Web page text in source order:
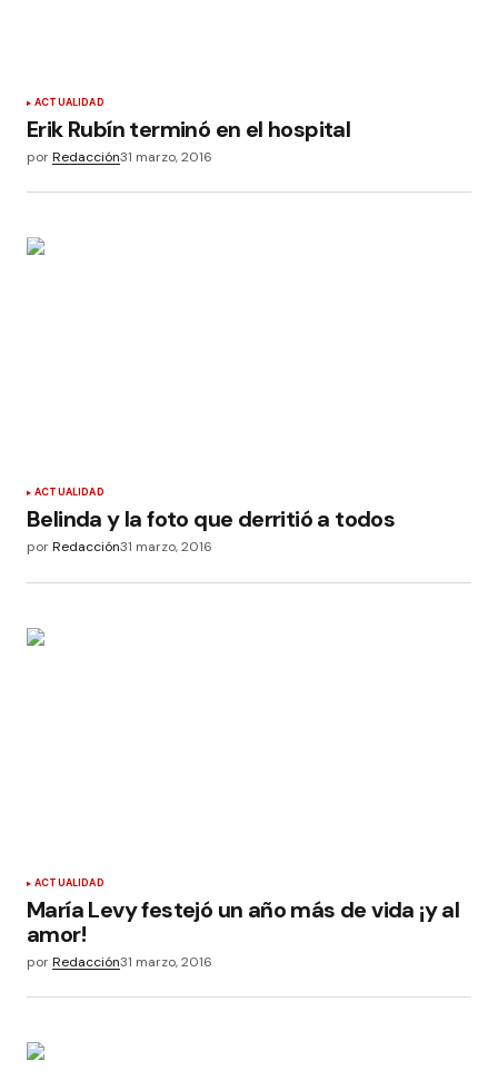
ACTUALIDAD
Erik Rubín terminó en el hospital
porRedacción31 marzo, 2016
ACTUALIDAD
Belinda y la foto que derritió a todos
porRedacción31 marzo, 2016
ACTUALIDAD
María Levy festejó un año más de vida ¡y al
amor!
porRedacción31 marzo, 2016